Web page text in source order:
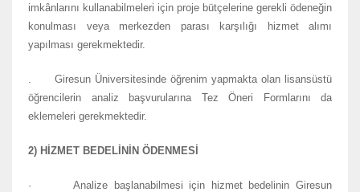
imkânlarını kullanabilmeleri için proje bütçelerine gerekli ödeneğin
konulması veya merkezden parası karşılığı hizmet alımı
yapılması gerekmektedir.
. Giresun Üniversitesinde öğrenim yapmakta olan lisansüstü
öğrencilerin analiz başvurularına Tez Öneri Formlarını da
eklemeleri gerekmektedir.
2) HİZMET BEDELİNİN ÖDENMESİ
· Analize başlanabilmesi için hizmet bedelinin Giresun